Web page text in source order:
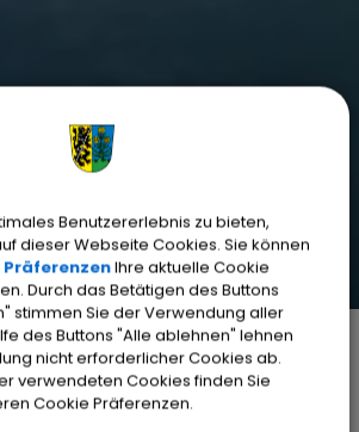
Bürgerinfo
Rathaus
Detail
Benutzererlebnis zu bieten,
dieser Webseite Cookies. Sie können
PräferenzenIhre aktuelle Cookie
Durch das Betätigen des Buttons
stimmen Sie der Verwendung aller
des Buttons "Alle ablehnen" lehnen
nicht erforderlicher Cookies ab.
verwendeten Cookies finden Sie
Cookie Präferenzen.